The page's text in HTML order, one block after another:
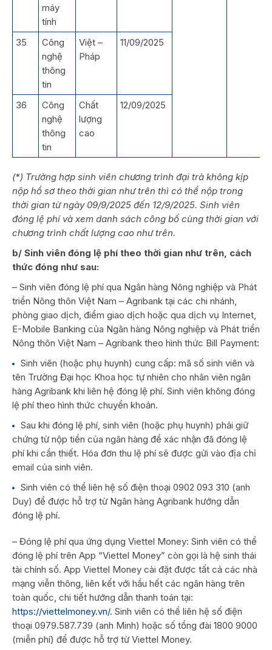
máy
tính
35
Công
nghệ
thông
tin
Việt –
Pháp
11/09/2025
36
Công
nghệ
thông
tin
Chất
lượng
cao
12/09/2025
(*) Trường hợp sinh viên chương trình đại trà không kịp
nộp hồ sơ theo thời gian như trên thì có thể nộp trong
thời gian từ ngày 09/9/2025 đến 12/9/2025. Sinh viên
đóng lệ phí và xem danh sách công bố cùng thời gian với
chương trình chất lượng cao như trên.
b/ Sinh viên đóng lệ phí theo thời gian như trên, cách
thức đóng như sau:
– Sinh viên đóng lệ phí qua Ngân hàng Nông nghiệp và Phát
triển Nông thôn Việt Nam – Agribank tại các chi nhánh,
phòng giao dịch, điểm giao dịch hoặc qua dịch vụ Internet,
E-Mobile Banking của Ngân hàng Nông nghiệp và Phát triển
Nông thôn Việt Nam – Agribank theo hình thức Bill Payment:
Sinh viên (hoặc phụ huynh) cung cấp: mã số sinh viên và
tên Trường Đại học Khoa học tự nhiên cho nhân viên ngân
hàng Agribank khi liên hệ đóng lệ phí. Sinh viên không đóng
lệ phí theo hình thức chuyển khoản.
Sau khi đóng lệ phí, sinh viên (hoặc phụ huynh) phải giữ
chứng từ nộp tiền của ngân hàng để xác nhận đã đóng lệ
phí khi cần thiết. Hóa đơn thu lệ phí sẽ được gửi vào địa chỉ
email của sinh viên.
Sinh viên có thể liên hệ số điện thoại 0902 093 310 (anh
Duy) để được hỗ trợ từ Ngân hàng Agribank hướng dẫn
đóng lệ phí.
– Đóng lệ phí qua ứng dụng Viettel Money: Sinh viên có thể
đóng lệ phí trên App “Viettel Money” còn gọi là hệ sinh thái
tài chính số. App Viettel Money cài đặt được tất cả các nhà
mạng viễn thông, liên kết với hầu hết các ngân hàng trên
toàn quốc, chi tiết hướng dẫn thanh toán tại:
https://viettelmoney.vn/. Sinh viên có thể liên hệ số điện
thoại 0979.587.739 (anh Minh) hoặc số tổng đài 1800 9000
(miễn phí) để được hỗ trợ từ Viettel Money.